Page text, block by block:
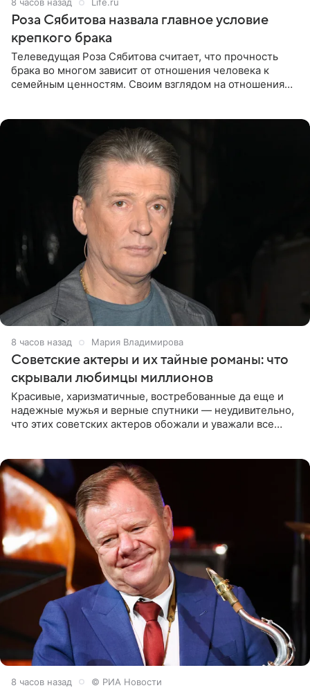
8 часов назад Life.ru
Роза Сябитова назвала главное условие
крепкого брака
Телеведущая Роза Сябитова считает, что прочность
брака во многом зависит от отношения человека к
семейным ценностям. Своим взглядом на отношения
8 часов назад Мария Владимирова
Советские актеры и их тайные романы: что
скрывали любимцы миллионов
Красивые, харизматичные, востребованные да еще и
надежные мужья и верные спутники — неудивительно,
что этих советских актеров обожали и уважали все
8 часов назад © РИА Новости